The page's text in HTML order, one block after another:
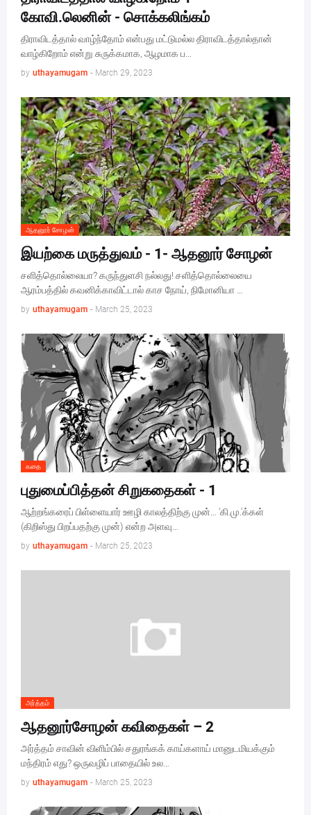
கோவி.லெனின் - சொக்கலிங்கம்
திராவிடத்தால் வாழ்ந்தோம் என்பது மட்டுமல்ல திராவிடத்தால்தான்
வாழ்கிறோம் என்று சுருக்கமாக, ஆழமாக ப…
by uthayamugam - March 29, 2023
ஆதனூர் சோழன்
இயற்கை மருத்துவம் - 1- ஆதனூர் சோழன்
சளித்தொல்லையா? கருந்துளசி நல்லது! சளித்தொல்லையை
ஆரம்பத்தில் கவனிக்காவிட்டால் காச நோய், நிமோனியா …
by uthayamugam - March 25, 2023
கதை
புதுமைப்பித்தன் சிறுகதைகள் - 1
ஆற்றங்கரைப் பிள்ளையார் ஊழி காலத்திற்கு முன்… ‘கி.மு.’க்கள்
(கிறிஸ்து பிறப்பதற்கு முன்) என்ற அளவு…
by uthayamugam - March 25, 2023
அர்த்தம்
ஆதனூர்சோழன் கவிதைகள் – 2
அர்த்தம் சாவின் விளிம்பில் சதுரங்கக் காய்களாய் மானுடமியக்கும்
மந்திரம் எது? ஒருவழிப் பாதையில் உல…
by uthayamugam - March 25, 2023